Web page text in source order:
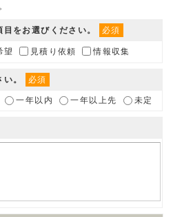
をお選びください。 必須
望 見積り依頼 情報収集
い。 必須
一年以内 一年以上先 未定